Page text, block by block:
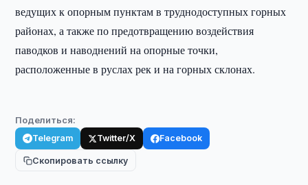
ведущих к опорным пунктам в труднодоступных горных
районах, а также по предотвращению воздействия
паводков и наводнений на опорные точки,
расположенные в руслах рек и на горных склонах.
Поделиться:
Telegram Twitter/X Facebook
Скопировать ссылку